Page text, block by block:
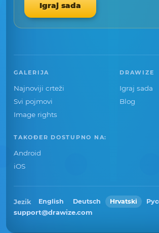
Igraj sada
GALERIJA
Najnoviji crteži
Svi pojmovi
Image rights
DRAWIZE
Igraj sada
Blog
TAKOĐER DOSTUPNO NA:
Android
iOS
Jezik English Deutsch Hrvatski
support@drawize.com